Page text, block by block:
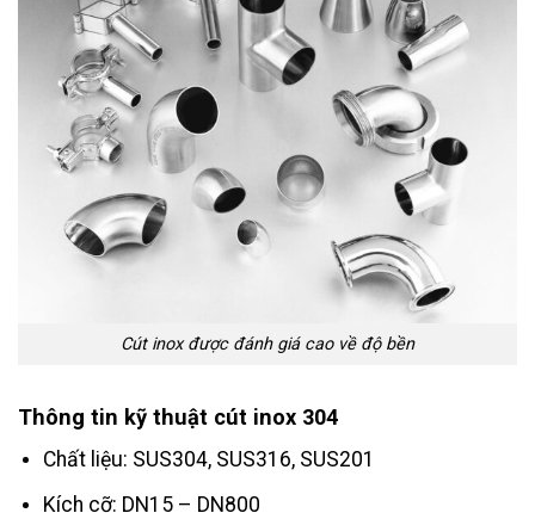
Cút inox được đánh giá cao về độ bền
Thông tin kỹ thuật cút inox 304
Chất liệu: SUS304, SUS316, SUS201
Kích cỡ: DN15 – DN800